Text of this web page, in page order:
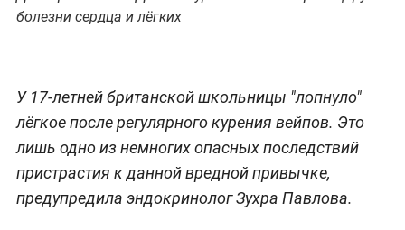
болезни сердца и лёгких
У 17-летней британской школьницы "лопнуло"
лёгкое после регулярного курения вейпов. Это
лишь одно из немногих опасных последствий
пристрастия к данной вредной привычке,
предупредила эндокринолог Зухра Павлова.